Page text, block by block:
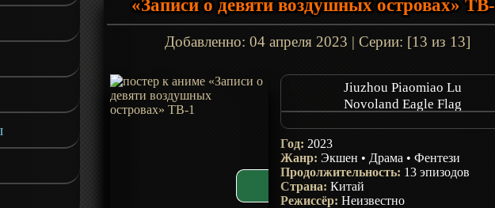
«Записи о девяти воздушных островах»
Добавленно: 04 апреля 2023 | Серии: [13 из 13]
Jiuzhou Piaomiao Lu
Novoland Eagle Flag
Год: 2023
Жанр: Экшен • Драма •Фентези
Продолжительность: 13 эпизодов
Страна:Китай
Режиссёр:Неизвестно